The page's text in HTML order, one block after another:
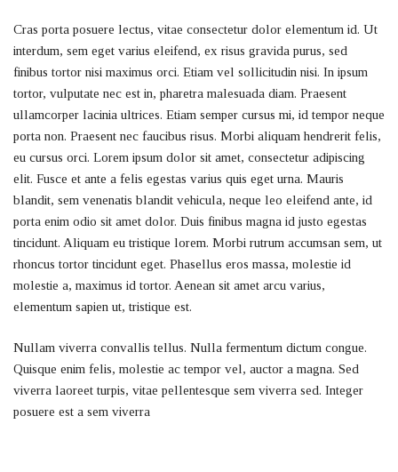
Cras porta posuere lectus, vitae consectetur dolor elementum id. Ut
interdum, sem eget varius eleifend, ex risus gravida purus, sed
finibus tortor nisi maximus orci. Etiam vel sollicitudin nisi. In ipsum
tortor, vulputate nec est in, pharetra malesuada diam. Praesent
ullamcorper lacinia ultrices. Etiam semper cursus mi, id tempor neque
porta non. Praesent nec faucibus risus. Morbi aliquam hendrerit felis,
eu cursus orci. Lorem ipsum dolor sit amet, consectetur adipiscing
elit. Fusce et ante a felis egestas varius quis eget urna. Mauris
blandit, sem venenatis blandit vehicula, neque leo eleifend ante, id
porta enim odio sit amet dolor. Duis finibus magna id justo egestas
tincidunt. Aliquam eu tristique lorem. Morbi rutrum accumsan sem, ut
rhoncus tortor tincidunt eget. Phasellus eros massa, molestie id
molestie a, maximus id tortor. Aenean sit amet arcu varius,
elementum sapien ut, tristique est.
Nullam viverra convallis tellus. Nulla fermentum dictum congue.
Quisque enim felis, molestie ac tempor vel, auctor a magna. Sed
viverra laoreet turpis, vitae pellentesque sem viverra sed. Integer
posuere est a sem viverra